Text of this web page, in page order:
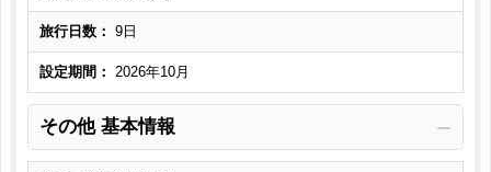
旅行日数： 9日
設定期間： 2026年10月
その他 基本情報